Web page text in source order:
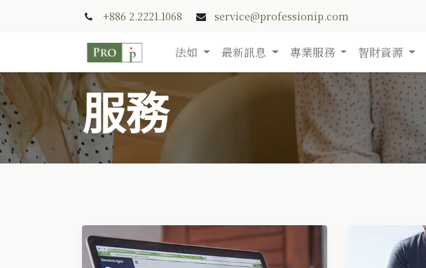
+886 2.2221.1068 service@professionip.com
法如 最新訊息 專業服務 智財資源
服務